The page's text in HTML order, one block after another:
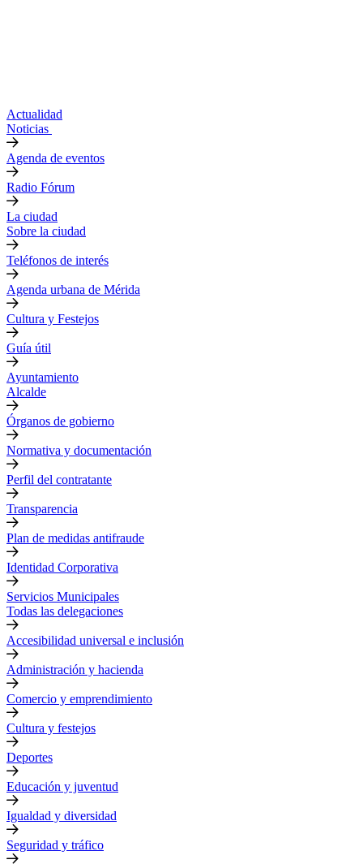
Actualidad
Noticias
Agenda de eventos
Radio Fórum
La ciudad
Sobre la ciudad
Teléfonos de interés
Agenda urbana de Mérida
Cultura y Festejos
Guía útil
Ayuntamiento
Alcalde
Órganos de gobierno
Normativa y documentación
Perfil del contratante
Transparencia
Plan de medidas antifraude
Identidad Corporativa
Servicios Municipales
Todas las delegaciones
Accesibilidad universal e inclusión
Administración y hacienda
Comercio y emprendimiento
Cultura y festejos
Deportes
Educación y juventud
Igualdad y diversidad
Seguridad y tráfico